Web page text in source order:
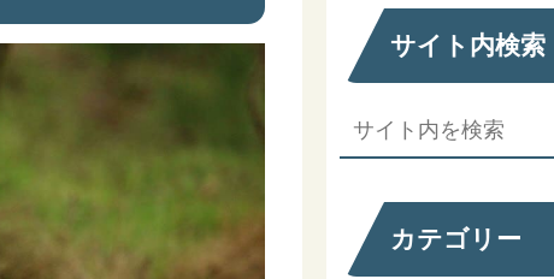
サイト内検索
カテゴリー